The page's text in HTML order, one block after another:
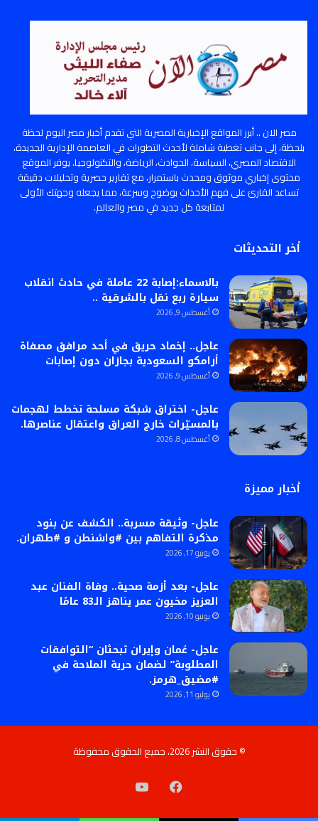
مصر الان .. أبرز المواقع الإخبارية المصرية التي تقدم أخبار مصر اليوم لحظة
بلحظة، إلى جانب تغطية شاملة لأحدث التطورات في العاصمة الإدارية الجديدة،
الاقتصاد المصري، السياسة، الحوادث، الرياضة، والتكنولوجيا. يوفر الموقع
محتوى إخباري موثوق ومحدث باستمرار، مع تقارير حصرية وتحليلات دقيقة
تساعد القارئ على فهم الأحداث بوضوح وسرعة، مما يجعله وجهتك الأولى
لمتابعة كل جديد في مصر والعالم.
أخر التحديثات
بالاسماء:إصابة 22 عاملة في حادث انقلاب
سيارة ربع نقل بالشرقية ..
أغسطس 9, 2026
عاجل.. إخماد حريق في أحد مرافق مصفاة
أرامكو السعودية بجازان دون إصابات
أغسطس 9, 2026
عاجل- اختراق شبكة مسلحة تخطط لهجمات
بالمسيّرات خارج العراق واعتقال عناصرها.
أغسطس 8, 2026
أخبار مميزة
عاجل- وثيقة مسربة.. الكشف عن بنود
مذكرة التفاهم بين #واشنطن و #طهران.
يونيو 17, 2026
عاجل- بعد أزمة صحية.. وفاة الفنان عبد
العزيز مخيون عمر يناهز الـ83 عامًا
يونيو 10, 2026
عاجل- عُمان وإيران تبحثان “التوافقات
المطلوبة” لضمان حرية الملاحة في
#مضيق_هرمز.
يوليو 11, 2026
© حقوق النشر 2026، جميع الحقوق محفوظة
فيسبوك‫YouTube